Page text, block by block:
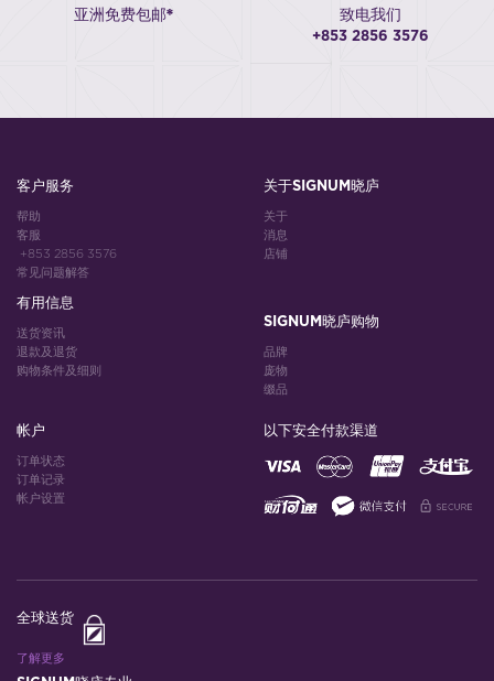
亚洲免费包邮* 致电我们
+853 2856 3576
客户服务
帮助
客服
+853 2856 3576
常见问题解答
有用信息
送货资讯
退款及退货
购物条件及细则
关于SIGNUM晓庐
关于
消息
店铺
SIGNUM晓庐购物
品牌
庞物
缀品
帐户
订单状态
订单记录
帐户设置
以下安全付款渠道
全球送货
了解更多